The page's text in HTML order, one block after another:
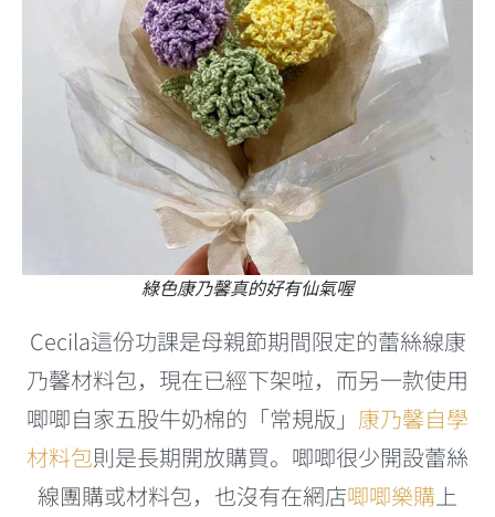
綠色康乃馨真的好有仙氣喔
Cecila這份功課是母親節期間限定的蕾絲線康
乃馨材料包，現在已經下架啦，而另一款使用
唧唧自家五股牛奶棉的「常規版」 康乃馨自學
材料包則是長期開放購買。唧唧很少開設蕾絲
線團購或材料包，也沒有在網店唧唧樂購上